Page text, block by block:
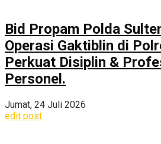
Bid Propam Polda
Operasi Gaktiblin di
Perkuat Disiplin &
Personel.
Jumat, 24 Juli 2026
edit post